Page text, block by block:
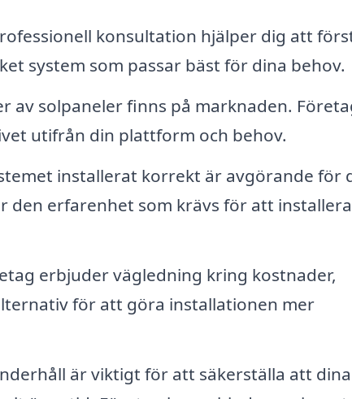
konsultation hjälper dig att
system som passar bäst för dina behov.
av solpaneler finns på marknaden.
utifrån din plattform och behov.
installerat korrekt är avgörande för
den erfarenhet som krävs för att installera
erbjuder vägledning kring kostnader,
för att göra installationen mer
är viktigt för att säkerställa att dina